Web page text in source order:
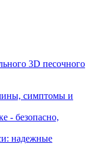
3D песочного
симптомы и
- безопасно,
надежные